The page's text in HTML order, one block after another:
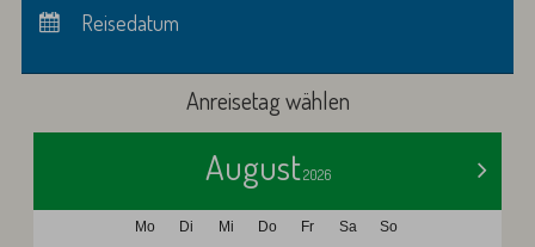
Abreise:keine Auswahl
Reisedatum
Anreisetag wählen
>
August2026
Mo Di Mi Do Fr Sa So